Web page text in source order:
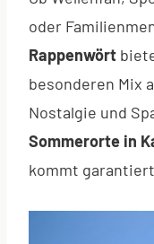
oder
Rappenwört
besonderen Mix
Nostalgie und
Sommerorte in
kommt